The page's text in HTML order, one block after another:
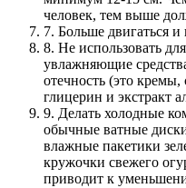
человек, тем выше
7. Больше двигаться и
8. Не использовать
увлажняющие
отечность (это
глицерин и экстракт
9. Делать холодные
обычные ватные
влажные пакетики
кружочки свежего
приводит к